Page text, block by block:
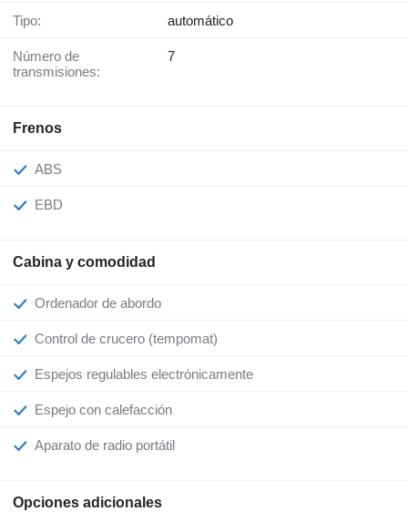
Tipo: automático
Número de
transmisiones:
7
Frenos
ABS
EBD
Cabina y comodidad
Ordenador de abordo
Control de crucero (tempomat)
Espejos regulables electrónicamente
Espejo con calefacción
Aparato de radio portátil
Opciones adicionales